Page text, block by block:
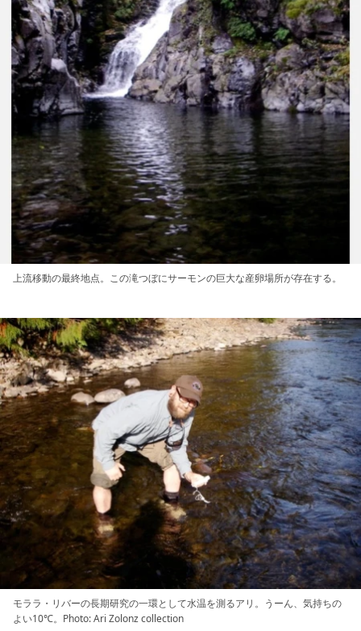
上流移動の最終地点。この滝つぼにサーモンの巨大な産卵場所が存在する。
モララ・リバーの長期研究の一環として水温を測るアリ。うーん、気持ちの
よい10℃。Photo: Ari Zolonz collection